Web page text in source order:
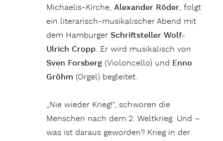
Michaelis-Kirche,Alexander Röder, folgt
ein literarisch-musikalischer Abend mit
dem Hamburger Schriftsteller Wolf-
Ulrich Cropp. Er wird musikalisch von
Sven Forsberg (Violoncello) und Enno
Gröhm (Orgel) begleitet.
„Nie wieder Krieg!“, schworen die
Menschen nach dem 2. Weltkrieg. Und –
was ist daraus geworden? Krieg in der